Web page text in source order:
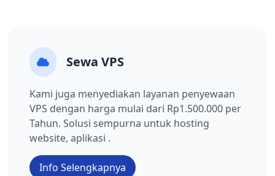
Sewa VPS
Kami juga menyediakan layanan penyewaan
VPS dengan harga mulai dari Rp1.500.000 per
Tahun. Solusi sempurna untuk hosting
website, aplikasi .
Info Selengkapnya